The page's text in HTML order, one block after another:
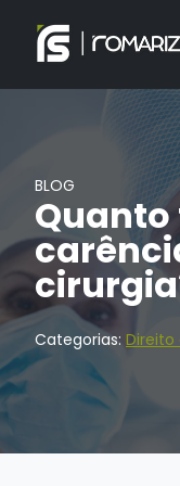
BLOG
Categorias: Direito